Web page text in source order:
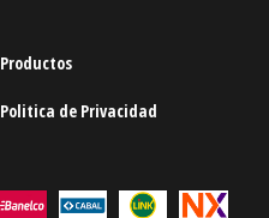
Productos
Politica de Privacidad